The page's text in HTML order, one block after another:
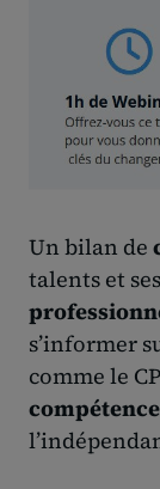
Un bilan de
talents et ses
s’informer
comme le